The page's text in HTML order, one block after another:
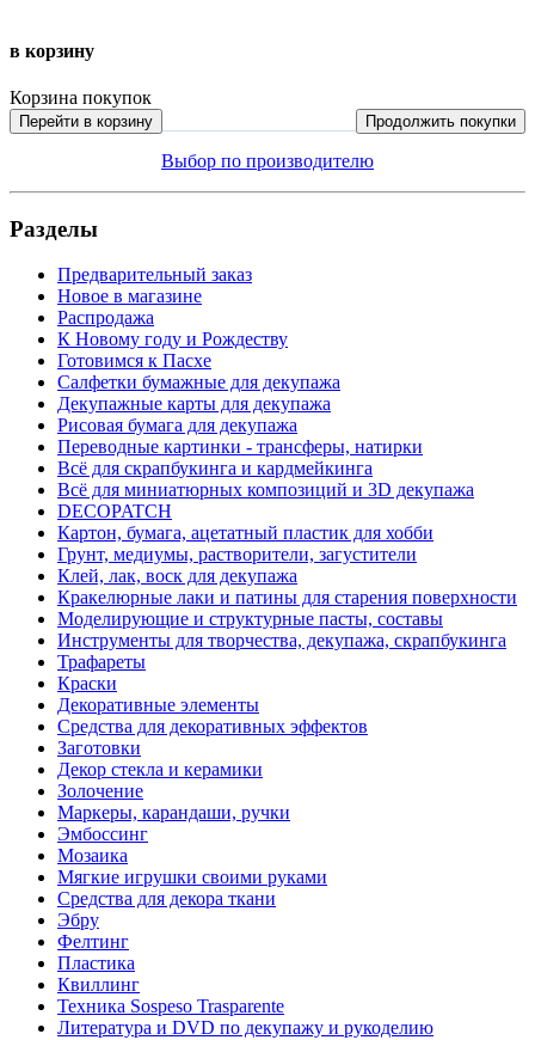
в корзину
Корзина покупок
Перейти в корзину Продолжить покупки
Выбор по производителю
Разделы
Предварительный заказ
Новое в магазине
Распродажа
К Новому году и Рождеству
Готовимся к Пасхе
Салфетки бумажные для декупажа
Декупажные карты для декупажа
Рисовая бумага для декупажа
Переводные картинки - трансферы, натирки
Всё для скрапбукинга и кардмейкинга
Всё для миниатюрных композиций и 3D декупажа
DECOPATCH
Картон, бумага, ацетатный пластик для хобби
Грунт, медиумы, растворители, загустители
Клей, лак, воск для декупажа
Кракелюрные лаки и патины для старения поверхности
Моделирующие и структурные пасты, составы
Инструменты для творчества, декупажа, скрапбукинга
Трафареты
Краски
Декоративные элементы
Средства для декоративных эффектов
Заготовки
Декор стекла и керамики
Золочение
Маркеры, карандаши, ручки
Эмбоссинг
Мозаика
Мягкие игрушки своими руками
Средства для декора ткани
Эбру
Фелтинг
Пластика
Квиллинг
Техника Sospeso Trasparente
Литература и DVD по декупажу и рукоделию